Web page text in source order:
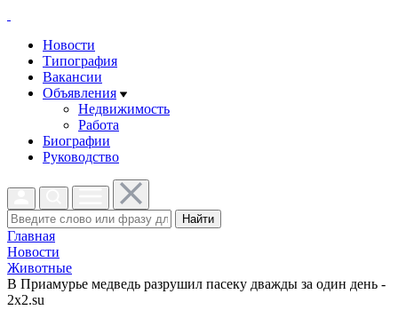
Новости
Типография
Вакансии
Объявления
Недвижимость
Работа
Биографии
Руководство
Найти
Главная
Новости
Животные
В Приамурье медведь разрушил пасеку дважды за один день -
2x2.su